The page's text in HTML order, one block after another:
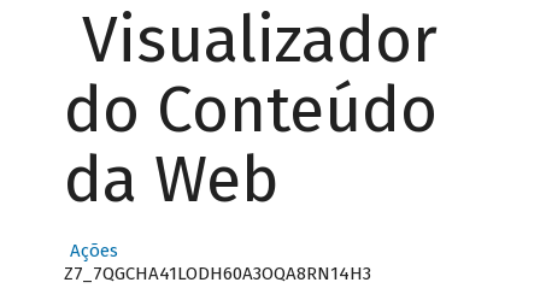
Visualizador
do Conteúdo
da Web
Ações
Z7_7QGCHA41LODH60A3OQA8RN14H3